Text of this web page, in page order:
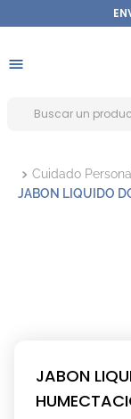
Cuidado Personal
JABON LIQUIDO
JABON